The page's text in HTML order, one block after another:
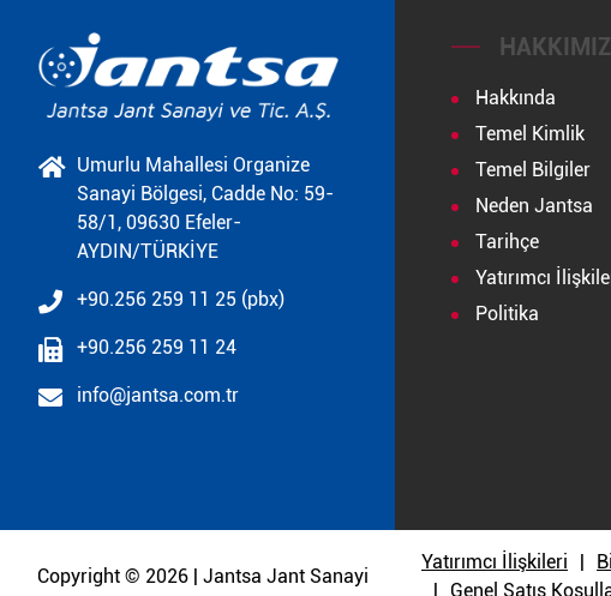
Umurlu Mahallesi Organize
Sanayi Bölgesi, Cadde No: 59-
58/1, 09630 Efeler-
AYDIN/TÜRKİYE
+90.256 259 11 25 (pbx)
+90.256 259 11 24
info@jantsa.com.tr
Hakkında
Temel Kimlik
Temel Bilgiler
Neden Jantsa
Tarihçe
Yatırımcı
Politika
Copyright © 2026 | Jantsa Jant Sanayi
Yatırımcı İlişkileri
Genel Satış